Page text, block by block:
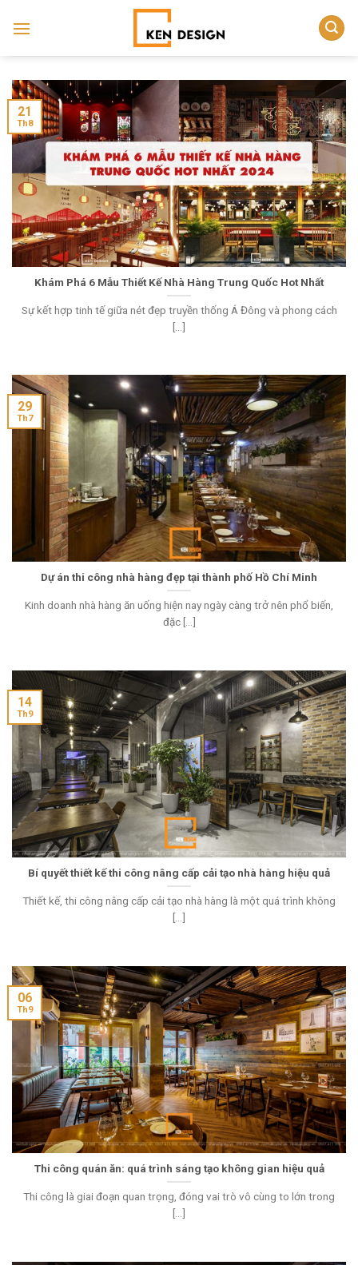
Khám Phá 6 Mẫu Thiết Kế Nhà Hàng Trung Quốc Hot Nhất
Sự kết hợp tinh tế giữa nét đẹp truyền thống Á Đông và phong cách
[...]
21
Th8
Dự án thi công nhà hàng đẹp tại thành phố Hồ Chí Minh
Kinh doanh nhà hàng ăn uống hiện nay ngày càng trở nên phổ biến,
đặc [...]
29
Th7
Bí quyết thiết kế thi công nâng cấp cải tạo nhà hàng hiệu quả
Thiết kế, thi công nâng cấp cải tạo nhà hàng là một quá trình không
[...]
14
Th9
Thi công quán ăn: quá trình sáng tạo không gian hiệu quả
Thi công là giai đoạn quan trọng, đóng vai trò vô cùng to lớn trong
[...]
06
Th9